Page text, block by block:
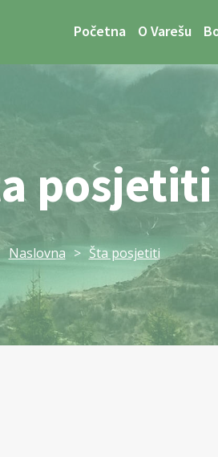
Početna O Varešu
posjetiti
Naslovna > Šta posjetiti